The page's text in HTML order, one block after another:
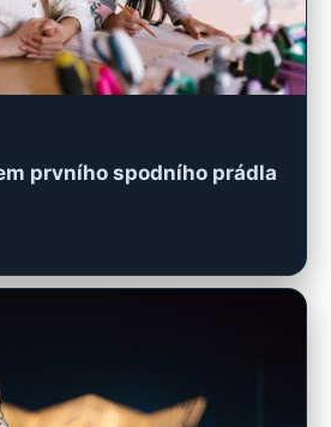
prvního spodního prádla